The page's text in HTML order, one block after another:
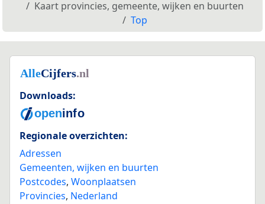
Kaart provincies, gemeente, wijken en buurten
Top
Downloads:
Regionale overzichten:
Adressen
Gemeenten, wijken en buurten
Postcodes, Woonplaatsen
Provincies, Nederland